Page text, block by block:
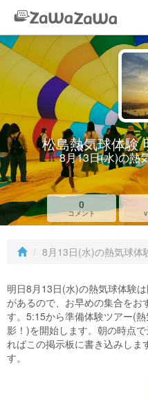
松島熱気球体験
8月13日(水)の熱
0
コメント
8月13日(水)の熱気球体
明日8月13日(水)の熱気球体験
があるので、お早めの集合を
す。5:15から準備体験ツアー(
影！)を開始します。朝の時点
ればこの掲示板に書き込みしま
す。